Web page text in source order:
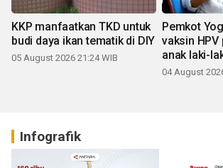
KKP manfaatkan TKD untuk
budi daya ikan tematik di DIY
05 August 2026 21:24 WIB
Pemkot
vaksin HPV
anak laki-
04 August
Infografik